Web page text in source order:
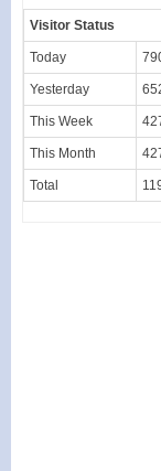
Visitor Status
Today
Yesterday
This Week
This Month
Total